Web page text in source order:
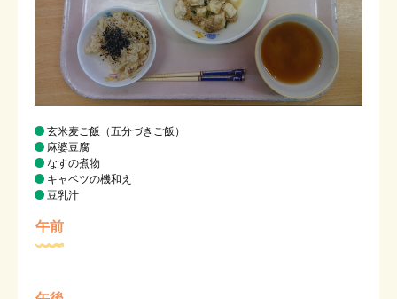
玄米麦ご飯（五分づきご飯）
麻婆豆腐
なすの煮物
キャベツの機和え
豆乳汁
午前